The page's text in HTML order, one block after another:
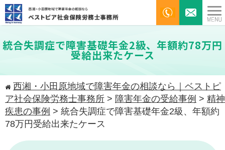
統合失調症で障害基礎年金2級、年額約78万円
受給出来たケース
西湘・小田原地域で障害年金の相談なら｜ベストピ
ア社会保険労務士事務所 > 障害年金の受給事例 > 精神
疾患の事例 > 統合失調症で障害基礎年金2級、年額約
78万円受給出来たケース